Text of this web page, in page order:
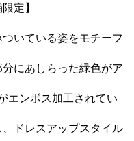
定】
いている姿をモチーフ
にあしらった緑色がア
ンボス加工されてい
ドレスアップスタイル